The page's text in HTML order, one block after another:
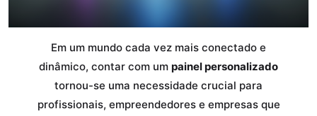
Em um mundo cada vez mais conectado e
dinâmico, contar com um painel personalizado
tornou-se uma necessidade crucial para
profissionais, empreendedores e empresas que